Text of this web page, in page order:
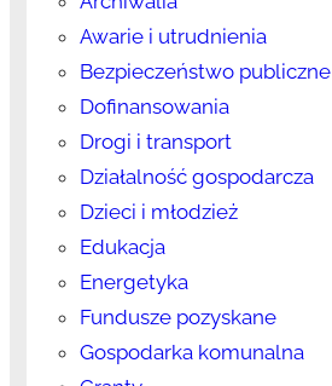
Awarie i utrudnienia
Bezpieczeństwo publiczne
Dofinansowania
Drogi i transport
Działalność gospodarcza
Dzieci i młodzież
Edukacja
Energetyka
Fundusze pozyskane
Gospodarka komunalna